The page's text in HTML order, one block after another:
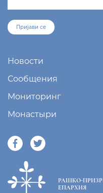
Пријави се
Новости
Сообщения
Мониторинг
Монастыри
РАШКО-
ЕПАРХИЯ